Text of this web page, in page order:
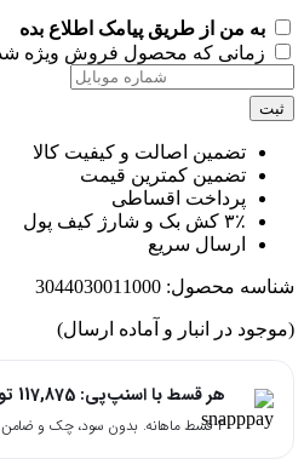
به من از طریق پیامک اطلاع بده
زمانی که محصول فروش ویژه شد
تضمین اصالت و کیفیت کالا
تضمین کمترین قیمت
پرداخت اقساطی
۳٪ کش بک و شارژ کیف پول
ارسال سریع
محصول:3044030011000
در انبار و آماده ارسال)
هر قسط با اسنپ‌پی:117,875 تومان
۴ قسط ماهانه. بدون سود، چک و ضامن.